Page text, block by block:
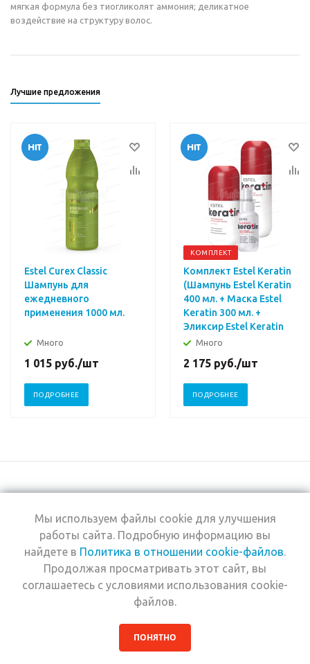
мягкая формула без тиогликолят аммония; деликатное
воздействие на структуру волос.
Лучшие предложения
Estel Curex Classic
Шампунь для
ежедневного
применения 1000 мл.
Много
1 015 руб./шт
ПОДРОБНЕЕ
КОМПЛЕКТ
Комплект Estel Keratin
(Шампунь Estel Keratin
400 мл. + Маска Estel
Keratin 300 мл. +
Эликсир Estel Keratin
100 мл.)
Много
2 175 руб./шт
ПОДРОБНЕЕ
+7 (495) 969-0950
2026 © Интернет-
магазин Estel
Компания
Информация
Помощь
Мы используем файлы cookie для улучшения
работы сайта. Подробную информацию вы
найдете в Политика в отношении cookie-файлов.
Продолжая просматривать этот сайт, вы
соглашаетесь с условиями использования cookie-
файлов.
ПОНЯТНО